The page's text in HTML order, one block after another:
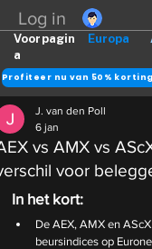
Log in
Europa
Voorpagin
a
vs AMX vs
voor
J. van den Poll
6 jan
In het kort:
De AEX, AMX en
beursindices op